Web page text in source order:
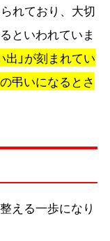
れており、大切
といわれていま
」が刻まれてい
弔いになるとさ
える一歩になり